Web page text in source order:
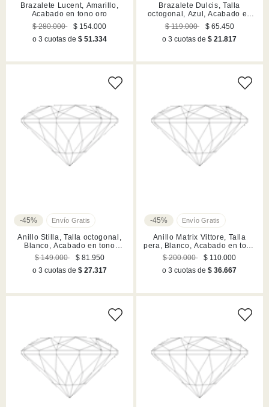
Brazalete Lucent, Amarillo,
Acabado en tono oro
$ 280.000
$ 154.000
o 3 cuotas de $ 51.334
Brazalete Dulcis, Talla
octogonal, Azul, Acabado en
tono oro
$ 119.000
$ 65.450
o 3 cuotas de$ 21.817
-45%
Anillo Stilla, Talla octogonal,
Blanco, Acabado en tono
plateado
$ 149.000
$ 81.950
o 3 cuotas de $ 27.317
-45%
Anillo Matrix Vittore, Talla
pera, Blanco, Acabado en tono
oro rosa
$ 200.000
$ 110.000
o 3 cuotas de$ 36.667